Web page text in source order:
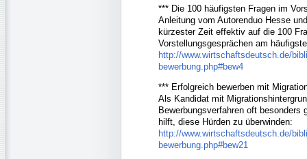
*** Die 100 häufigsten Fragen im
Anleitung vom Autorenduo Hesse
kürzester Zeit effektiv auf die 100
Vorstellungsgesprächen am
http://www.wirtschaftsdeutsch.de/
bewerbung.php#bew4
*** Erfolgreich bewerben mit
Als Kandidat mit
Bewerbungsverfahren oft besonders
hilft, diese Hürden zu überwinden:
http://www.wirtschaftsdeutsch.de/
bewerbung.php#bew21